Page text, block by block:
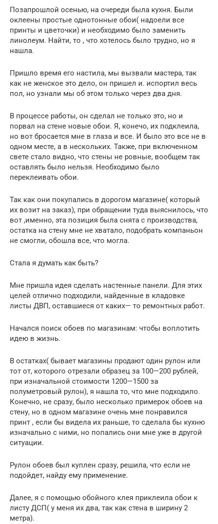
Позапрошлой осенью, на очереди была кухня. Были
оклеены простые однотонные обои( надоели все
принты и цветочки) и необходимо было заменить
линолеум. Найти, то , что хотелось было трудно, но я
нашла.
Пришло время его настила, мы вызвали мастера, так
как не женское это дело, он пришел и. испортил весь
пол, но узнали мы об этом только через два дня.
В процессе работы, он сделал не только это, но и
порвал на стене новые обои. Я, конечо, их подклеила,
но вот бросается мне в глаза и все. И было это все не в
одном месте, а в нескольких. Также, при включенном
свете стало видно, что стены не ровные, вообщем так
оставлять было нельзя. Необходимо было
переклеивать обои.
Так как они покупались в дорогом магазине( который
их возит на заказ), при обращении туда выяснилось, что
вот ,именно, эта позиция была снята с производства,
остатка на стену мне не хватало, подобрать компаньон
не смогли, обошла все, что могла.
Стала я думать как быть?
Мне пришла идея сделать настенные панели. Для этих
целей отлично подходили, найденные в кладовке
листы ДВП, оставшиеся от каких— то ремонтных работ.
Начался поиск обоев по магазинам: чтобы воплотить
идею в жизнь.
В остатках( бывает магазины продают один рулон или
тот от, которого отрезали образец за 100—200 рублей,
при изначальной стоимости 1200—1500 за
полуметровый рулон), я нашла то, что мне подходило.
Конечно, не сразу, было несколько примерок обоев на
стену, но в одном магазине очень мне понравился
принт , если бы видела их раньше, то сделала бы кухню
изначально с ними, но попались они мне уже в другой
ситуации.
Рулон обоев был куплен сразу, решила, что если не
подойдет, найду ему применение.
Далее, я с помощью обойного клея приклеила обои к
листу ДСП( у меня их два, так как стена в ширину 2
метра).